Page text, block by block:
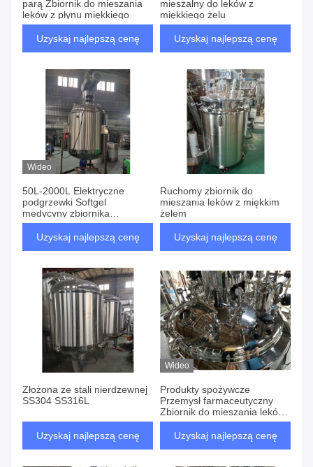
parą Zbiornik do mieszania
leków z płynu miękkiego
Uzyskaj najlepszą cenę
mieszalny do leków z
miękkiego żelu
Uzyskaj najlepszą cenę
Wideo
50L-2000L Elektryczne
podgrzewki Softgel
medycyny zbiornika
mieszania dla potrzeb
czyszczenia CIP SIP
Uzyskaj najlepszą cenę
Ruchomy zbiornik do
mieszania leków z miękkim
żelem
Uzyskaj najlepszą cenę
Złożona ze stali nierdzewnej
SS304 SS316L
Uzyskaj najlepszą cenę
Wideo
Produkty spożywcze
Przemysł farmaceutyczny
Zbiornik do mieszania leków
miękkiego żelu
Uzyskaj najlepszą cenę